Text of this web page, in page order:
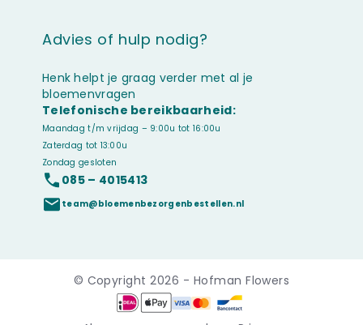
Advies of hulp nodig?
Henk helpt je graag verder met al je
bloemenvragen
Telefonische bereikbaarheid:
Maandag t/m vrijdag – 9:00u tot 16:00u
Zaterdag tot 13:00u
Zondag gesloten
085 – 4015413
team@bloemenbezorgenbestellen.nl
© Copyright 2026 - Hofman Flowers